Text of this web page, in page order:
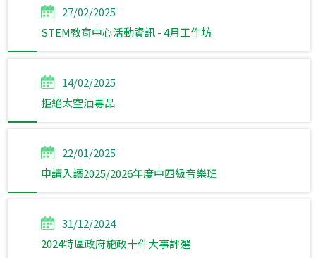
27/02/2025
STEM教育中心活動資訊 - 4月工作坊
14/02/2025
拒絕太空油毒品
22/01/2025
申請入讀2025/2026年度中四級音樂班
31/12/2024
2024特區政府施政十件大事評選